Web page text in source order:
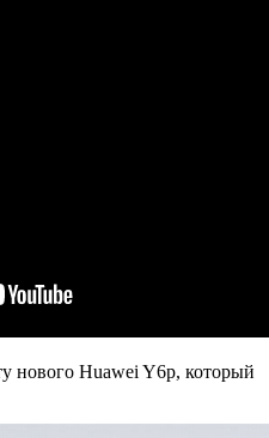
нового Huawei Y6p, который